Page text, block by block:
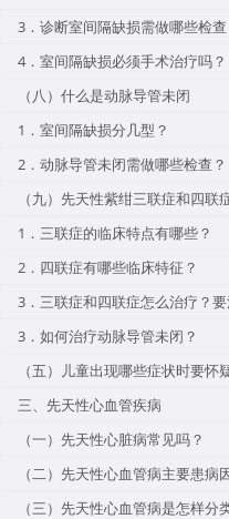
3．诊断室间隔缺损需做哪些检查
4．室间隔缺损必须手术治疗吗？
（八）什么是动脉导管未闭
1．室间隔缺损分几型？
2．动脉导管未闭需做哪些检查？
（九）先天性紫绀三联症和四联
1．三联症的临床特点有哪些？
2．四联症有哪些临床特征？
3．三联症和四联症怎么治疗？
3．如何治疗动脉导管未闭？
（五）儿童出现哪些症状时要怀
三、先天性心血管疾病
（一）先天性心脏病常见吗？
（二）先天性心血管病主要患病
（三）先天性心血管病是怎样分